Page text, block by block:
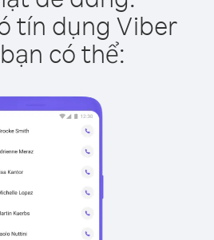
tín dụng Viber
có thể: